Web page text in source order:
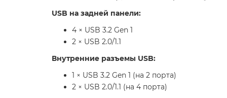
USB на задней панели:
4 × USB 3.2 Gen 1
2 × USB 2.0/1.1
Внутренние разъемы USB:
1 × USB 3.2 Gen 1 (на 2 порта)
2 × USB 2.0/1.1 (на 4 порта)